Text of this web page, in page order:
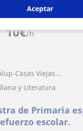
10€/h
Natalia
Casas Viejas...
y Literatura
de Primaria
escolar.
Aceptar